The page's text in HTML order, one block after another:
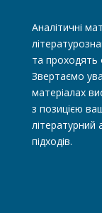
Аналітичні
та проходять
Звертаємо
матеріалах
з позицією
літературний
підходів.